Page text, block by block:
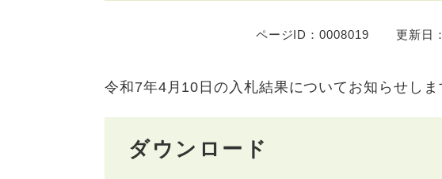
ページID：0008019 更新日
令和7年4月10日の入札結果についてお知らせしま
ダウンロード